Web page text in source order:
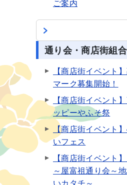
ご案内
通り会・商店街組合
【商店街イベント
マーク募集開始！
【商店街イベント
ッピーやふそ祭
【商店街イベント
いフェス
【商店街イベント
～屋富祖通り会～
いカタチ～